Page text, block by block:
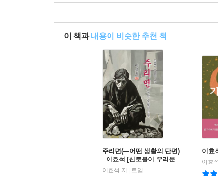
이 책과 내용이 비슷한 추천 책
주리면(―어떤 생활의 단편)
- 이효석 [신토불이 우리문
학 107]
이효석 저 | 트임
이효
이효